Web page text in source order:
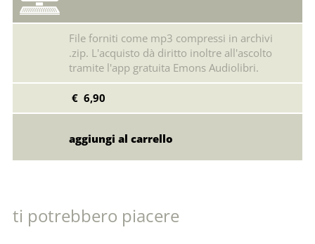
File forniti come mp3 compressi in archivi
.zip. L'acquisto dà diritto inoltre all'ascolto
tramite l'app gratuita Emons Audiolibri.
€ 6,90
ti potrebbero piacere